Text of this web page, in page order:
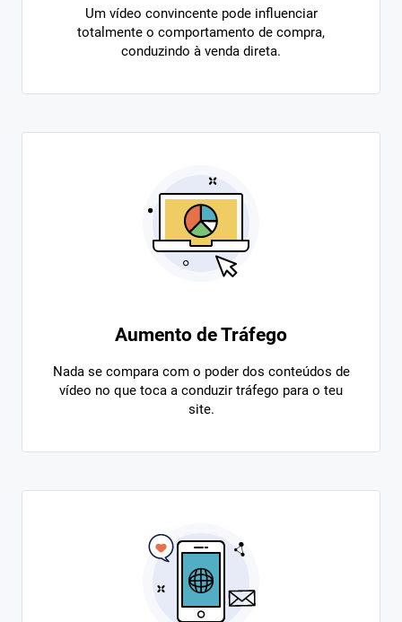
Um vídeo convincente pode influenciar
totalmente o comportamento de compra,
conduzindo à venda direta.
Aumento de Tráfego
Nada se compara com o poder dos conteúdos de
vídeo no que toca a conduzir tráfego para o teu
site.